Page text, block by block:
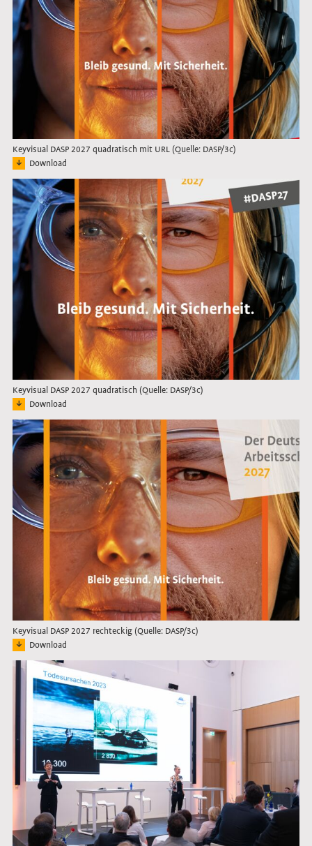
Keyvisual DASP 2027 quadratisch mit URL (Quelle: DASP/3c)
Download
Link öffnet das Bild in Lightbox
Keyvisual DASP 2027 quadratisch (Quelle: DASP/3c)
Download
Link öffnet das Bild in Lightbox
Keyvisual DASP 2027 rechteckig (Quelle: DASP/3c)
Download
Link öffnet das Bild in Lightbox